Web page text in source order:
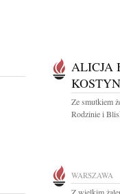
ALICJA
Ze smutkiem
Rodzinie i
WARSZAWA